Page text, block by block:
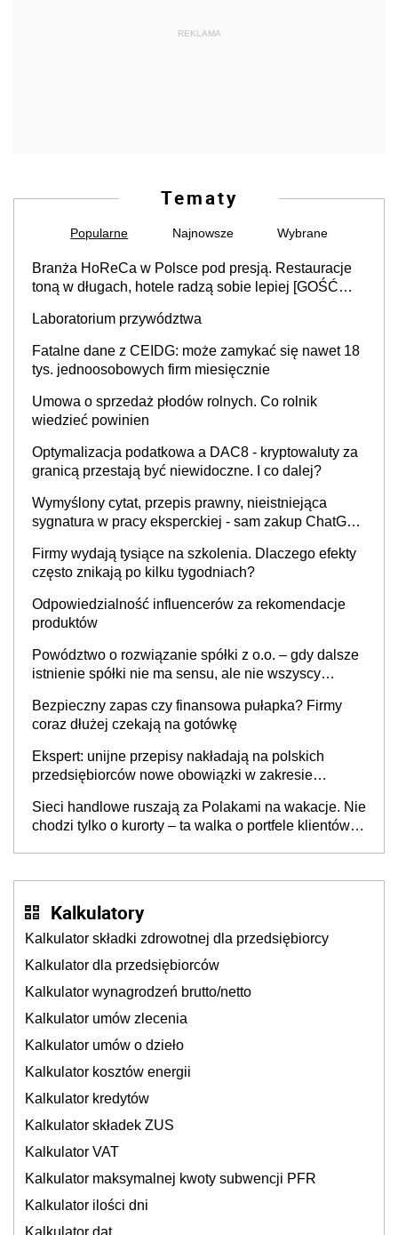
REKLAMA
Tematy
Popularne Najnowsze Wybrane
Branża HoReCa w Polsce pod presją. Restauracje
toną w długach, hotele radzą sobie lepiej [GOŚĆ
Laboratorium przywództwa
Fatalne dane z CEIDG: może zamykać się nawet 18
tys. jednoosobowych firm miesięcznie
Umowa o sprzedaż płodów rolnych. Co rolnik
wiedzieć powinien
Optymalizacja podatkowa a DAC8 - kryptowaluty za
granicą przestają być niewidoczne. I co dalej?
Wymyślony cytat, przepis prawny, nieistniejąca
sygnatura w pracy eksperckiej - sam zakup ChatGPT
Firmy wydają tysiące na szkolenia. Dlaczego efekty
często znikają po kilku tygodniach?
Odpowiedzialność influencerów za rekomendacje
produktów
Powództwo o rozwiązanie spółki z o.o. – gdy dalsze
istnienie spółki nie ma sensu, ale nie wszyscy
Bezpieczny zapas czy finansowa pułapka? Firmy
coraz dłużej czekają na gotówkę
Ekspert: unijne przepisy nakładają na polskich
przedsiębiorców nowe obowiązki w zakresie
Sieci handlowe ruszają za Polakami na wakacje. Nie
chodzi tylko o kurorty – ta walka o portfele klientów
Kalkulatory
Kalkulator składki zdrowotnej dla przedsiębiorcy
Kalkulator dla przedsiębiorców
Kalkulator wynagrodzeń brutto/netto
Kalkulator umów zlecenia
Kalkulator umów o dzieło
Kalkulator kosztów energii
Kalkulator kredytów
Kalkulator składek ZUS
Kalkulator VAT
Kalkulator maksymalnej kwoty subwencji PFR
Kalkulator ilości dni
Kalkulator dat